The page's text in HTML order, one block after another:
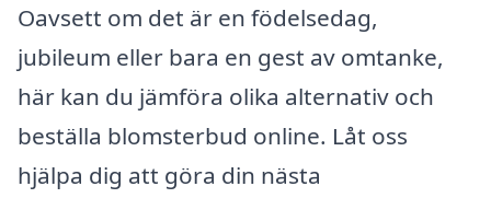
Oavsett om det är en födelsedag,
jubileum eller bara en gest av omtanke,
här kan du jämföra olika alternativ och
beställa blomsterbud online. Låt oss
hjälpa dig att göra din nästa